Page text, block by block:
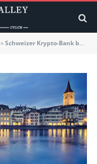
»Schweizer Krypto-Bank baut Geschäft in Deutschland und Liechtenstein aus